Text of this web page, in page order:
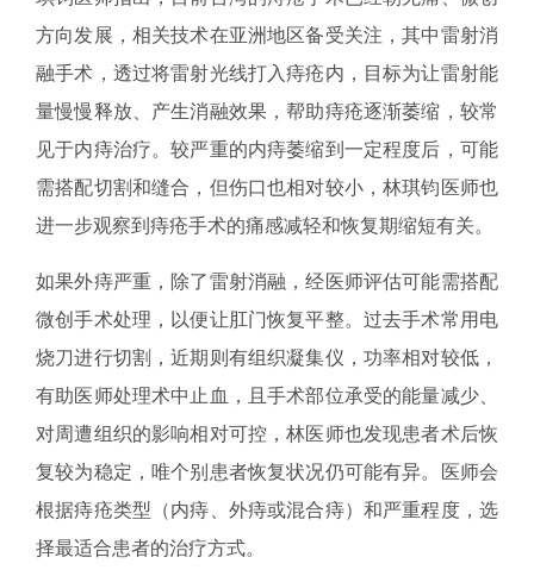
方向发展，相关技术在亚洲地区备受关注，其中雷射消
融手术，透过将雷射光线打入痔疮内，目标为让雷射能
量慢慢释放、产生消融效果，帮助痔疮逐渐萎缩，较常
见于内痔治疗。较严重的内痔萎缩到一定程度后，可能
需搭配切割和缝合，但伤口也相对较小，林琪钧医师也
进一步观察到痔疮手术的痛感减轻和恢复期缩短有关。
如果外痔严重，除了雷射消融，经医师评估可能需搭配
微创手术处理，以便让肛门恢复平整。过去手术常用电
烧刀进行切割，近期则有组织凝集仪，功率相对较低，
有助医师处理术中止血，且手术部位承受的能量减少、
对周遭组织的影响相对可控，林医师也发现患者术后恢
复较为稳定，唯个别患者恢复状况仍可能有异。医师会
根据痔疮类型（内痔、外痔或混合痔）和严重程度，选
择最适合患者的治疗方式。